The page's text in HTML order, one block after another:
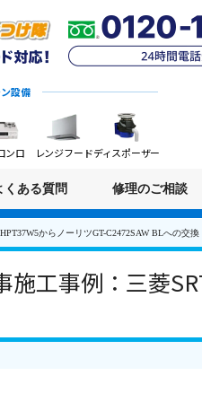
設備
ンロ レンジフードディスポーザー
くある質問 修理のご相談
からノーリツGT-C2472SAW BLへの交換
工事例：三菱